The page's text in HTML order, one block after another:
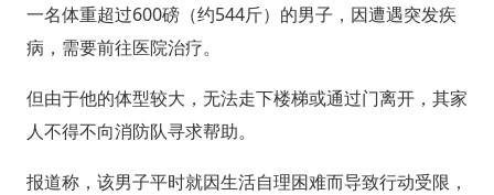
一名体重超过600磅（约544斤）的男子，因遭遇突发疾
病，需要前往医院治疗。
但由于他的体型较大，无法走下楼梯或通过门离开，其家
人不得不向消防队寻求帮助。
报道称，该男子平时就因生活自理困难而导致行动受限，